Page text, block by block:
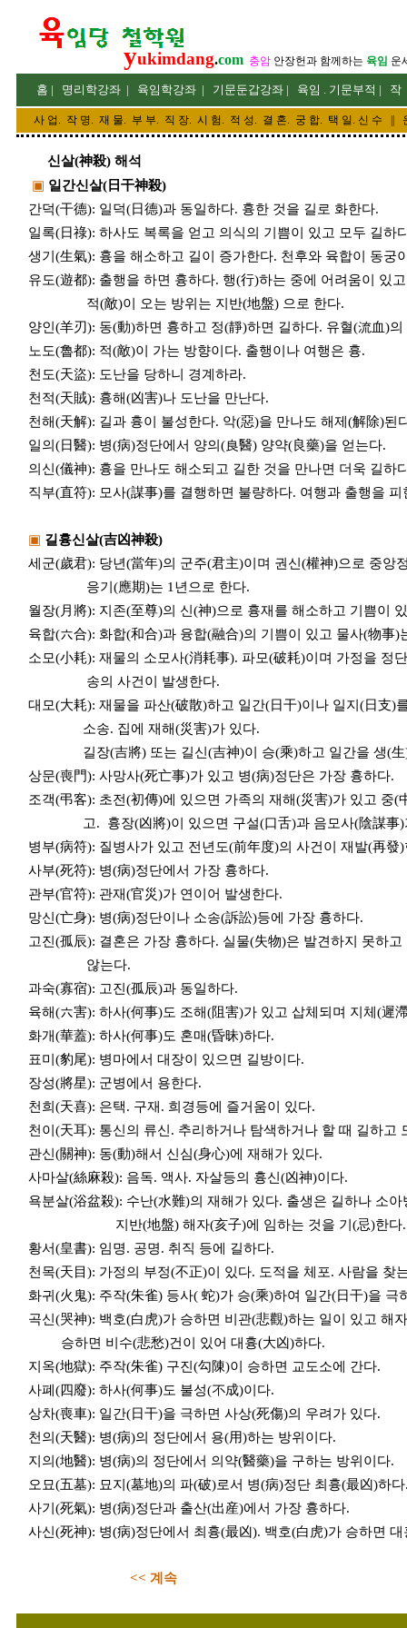
yukimdang.com 충암 안장헌과 함께하는 육임 운
홈 | 명리 학강좌 | 육임학강좌 | 기문둔갑강좌 | 육임 . 기문부적 | 작
사 업 . 작 명. 재 물. 부 부. 직 장. 시 험. 적 성. 결 혼. 궁 합. 택 일. 신 수
신살(神殺) 해석
▣ 일간신살(日干神殺)
간덕(干德): 일덕(日德)과 동일하다. 흉한 것을 길로 화한다.
일록(日祿): 하사도 복록을 얻고 의식의 기쁨이 있고 모두 길하
생기(生氣): 흉을 해소하고 길이 증가한다. 천후와 육합이 동궁
유도(遊都): 출행을 하면 흉하다. 행(行)하는 중에 어려움이 있
적(敵)이 오는 방위는 지반(地盤) 으로 한다.
양인(羊刃): 동(動)하면 흉하고 정(靜)하면 길하다. 유혈(流血)의
노도(魯都): 적(敵)이 가는 방향이다. 출행이나 여행은 흉.
천도(天盜): 도난을 당하니 경계하라.
천적(天賊): 흉해(凶害)나 도난을 만난다.
천해(天解): 길과 흉이 불성한다. 악(惡)을 만나도 해제(解除)된
일의(日醫): 병(病)정단에서 양의(良醫) 양약(良藥)을 얻는다.
의신(儀神): 흉을 만나도 해소되고 길한 것을 만나면 더욱 길하
직부(直符): 모사(謀事)를 결행하면 불량하다. 여행과 출행을
▣ 길흉신살(吉凶神殺)
세군(歲君): 당년(當年)의 군주(君主)이며 권신(權神)으로 중앙
응기(應期)는 1년으로 한다.
월장(月將): 지존(至尊)의 신(神)으로 흉재를 해소하고 기쁨이
육합(六合): 화합(和合)과 융합(融合)의 기쁨이 있고 물사(物事)
소모(小耗): 재물의 소모사(消耗事). 파모(破耗)이며 가정을 정
송의 사건이 발생한다.
대모(大耗): 재물을 파산(破散)하고 일간(日干)이나 일지(日支)
소송. 집에 재해(災害)가 있다.
길장(吉將) 또는 길신(吉神)이 승(乘)하고 일간을 생(生)
상문(喪門): 사망사(死亡事)가 있고 병(病)정단은 가장 흉하다.
조객(弔客): 초전(初傳)에 있으면 가족의 재해(災害)가 있고 중(
고. 흉장(凶將)이 있으면 구설(口舌)과 음모사(陰謀事)가
병부(病符): 질병사가 있고 전년도(前年度)의 사건이 재발(再發)
사부(死符): 병(病)정단에서 가장 흉하다.
관부(官符): 관재(官災)가 연이어 발생한다.
망신(亡身): 병(病)정단이나 소송(訴訟)등에 가장 흉하다.
고진(孤辰): 결혼은 가장 흉하다. 실물(失物)은 발견하지 못하
않는다.
과숙(寡宿): 고진(孤辰)과 동일하다.
육해(六害): 하사(何事)도 조해(阻害)가 있고 삽체되며 지체(遲
화개(華蓋): 하사(何事)도 혼매(昏昧)하다.
표미(豹尾): 병마에서 대장이 있으면 길방이다.
장성(將星): 군병에서 용한다.
천희(天喜): 은택. 구재. 희경등에 즐거움이 있다.
천이(天耳): 통신의 류신. 추리하거나 탐색하거나 할 때 길하고
관신(關神): 동(動)해서 신심(身心)에 재해가 있다.
사마살(絲麻殺): 음독. 액사. 자살등의 흉신(凶神)이다.
욕분살(浴盆殺): 수난(水難)의 재해가 있다. 출생은 길하나 소아
지반(地盤) 해자(亥子)에 임하는 것을 기(忌)한다.
황서(皇書): 임명. 공명. 취직 등에 길하다.
천목(天目): 가정의 부정(不正)이 있다. 도적을 체포. 사람을 찾
화귀(火鬼): 주작(朱雀) 등사( 蛇)가 승(乘)하여 일간(日干)을 극
곡신(哭神): 백호(白虎)가 승하면 비관(悲觀)하는 일이 있고 해
승하면 비수(悲愁)건이 있어 대흉(大凶)하다.
지옥(地獄): 주작(朱雀) 구진(勾陳)이 승하면 교도소에 간다.
사폐(四廢): 하사(何事)도 불성(不成)이다.
상차(喪車): 일간(日干)을 극하면 사상(死傷)의 우려가 있다.
천의(天醫): 병(病)의 정단에서 용(用)하는 방위이다.
지의(地醫): 병(病)의 정단에서 의약(醫藥)을 구하는 방위이다.
오묘(五墓): 묘지(墓地)의 파(破)로서 병(病)정단 최흉(最凶)하
사기(死氣): 병(病)정단과 출산(出産)에서 가장 흉하다.
사신(死神): 병(病)정단에서 최흉(最凶). 백호(白虎)가 승하면 대
<< 계속